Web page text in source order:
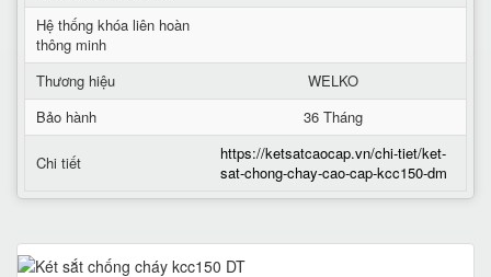
Hệ thống khóa liên hoàn
thông minh
Thương hiệu
WELKO
Bảo hành
36 Tháng
Chi tiết
https://ketsatcaocap.vn/chi-tiet/ket-
sat-chong-chay-cao-cap-kcc150-dm